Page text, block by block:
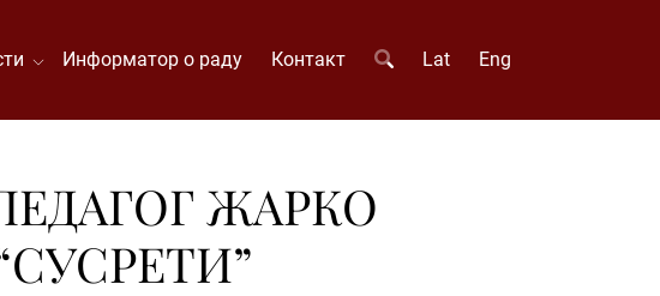
Информатор о раду Контакт Lat Eng
ЖАРКО